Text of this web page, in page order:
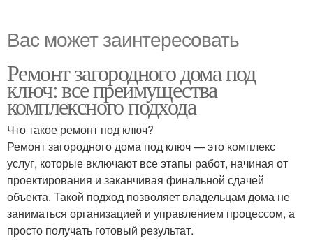
Вас может заинтересовать
Ремонт загородного дома под
ключ: все преимущества
комплексного подхода
Что такое ремонт под ключ?
Ремонт загородного дома под ключ — это комплекс
услуг, которые включают все этапы работ, начиная от
проектирования и заканчивая финальной сдачей
объекта. Такой подход позволяет владельцам дома не
заниматься организацией и управлением процессом, а
просто получать готовый результат.